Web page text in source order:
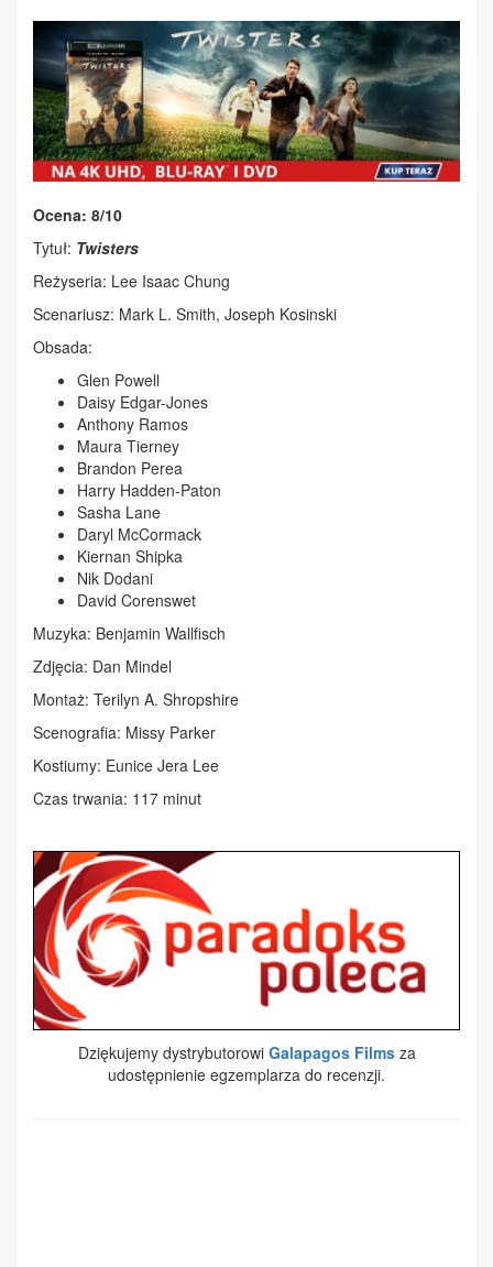
Ocena: 8/10
Tytuł: Twisters
Reżyseria: Lee Isaac Chung
Scenariusz: Mark L. Smith, Joseph Kosinski
Obsada:
Glen Powell
Daisy Edgar-Jones
Anthony Ramos
Maura Tierney
Brandon Perea
Harry Hadden-Paton
Sasha Lane
Daryl McCormack
Kiernan Shipka
Nik Dodani
David Corenswet
Muzyka: Benjamin Wallfisch
Zdjęcia: Dan Mindel
Montaż: Terilyn A. Shropshire
Scenografia: Missy Parker
Kostiumy: Eunice Jera Lee
Czas trwania: 117 minut
Dziękujemy dystrybutorowi Galapagos Films za
udostępnienie egzemplarza do recenzji.